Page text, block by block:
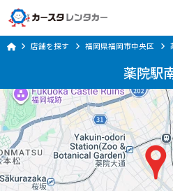
車種・料金
店舗を探す
ご利用ガイド
店舗を探す 福岡県福岡市中央区
薬院駅